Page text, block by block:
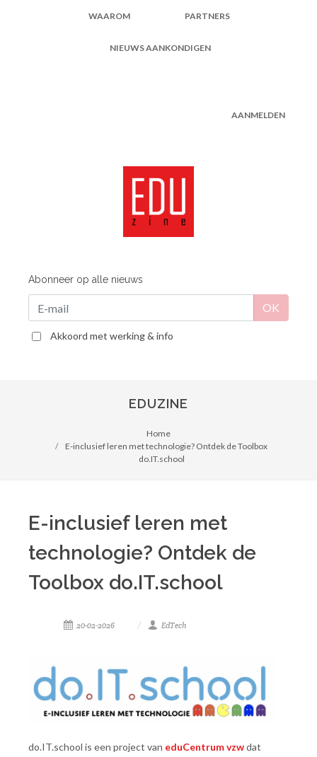
WAAROM PARTNERS
NIEUWS AANKONDIGEN
AANMELDEN
Abonneer op alle nieuws
Akkoord met werking & info
EDUZINE
Home
E-inclusief leren met technologie? Ontdek de Toolbox
do.IT.school
E-inclusief leren met
technologie? Ontdek de
Toolbox do.IT.school
20-02-2026 EdTech
do.IT.school is een project van eduCentrum vzwdat